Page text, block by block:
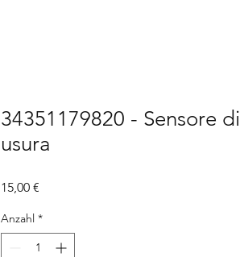
34351179820 - Sensore di
usura
15,00 €
Anzahl *